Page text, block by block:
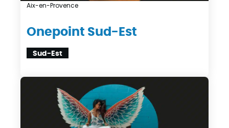
Onepoint Sud-Est
Sud-Est
Aix-en-Provence